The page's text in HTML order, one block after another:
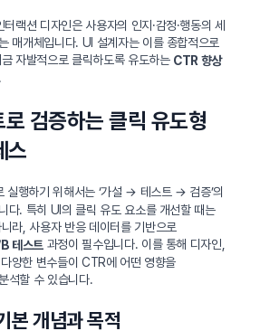
랙션 디자인은 사용자의 인지·감정·행동의 세
매개체입니다. UI 설계자는 이를 종합적으로
자발적으로 클릭하도록 유도하는 CTR 향상
검증하는 클릭 유도형
스
실행하기 위해서는 ‘가설 → 테스트 → 검증’의
다. 특히 UI의 클릭 유도 요소를 개선할 때는
라, 사용자 반응 데이터를 기반으로
테스트 과정이 필수입니다. 이를 통해 디자인,
양한 변수들이 CTR에 어떤 영향을
석할 수 있습니다.
본 개념과 목적